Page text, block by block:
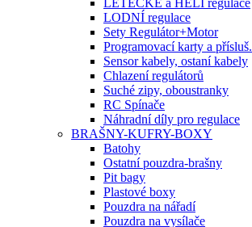
LETECKÉ a HELI regulace
LODNÍ regulace
Sety Regulátor+Motor
Programovací karty a přísluš.
Sensor kabely, ostaní kabely
Chlazení regulátorů
Suché zipy, oboustranky
RC Spínače
Náhradní díly pro regulace
BRAŠNY-KUFRY-BOXY
Batohy
Ostatní pouzdra-brašny
Pit bagy
Plastové boxy
Pouzdra na nářadí
Pouzdra na vysílače